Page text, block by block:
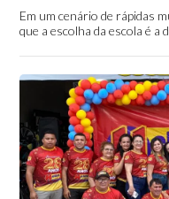
Em um cenário de rápidas
que a escolha da escola é a